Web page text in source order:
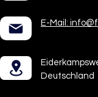
E-Mail:
Deutschland